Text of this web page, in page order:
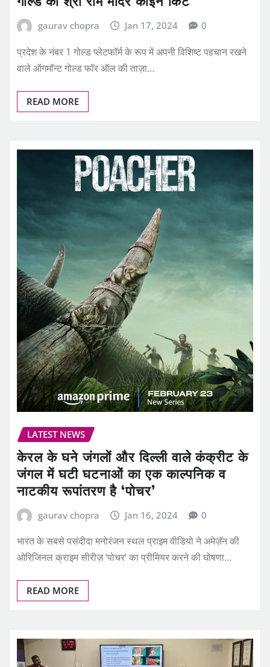
gaurav chopra Jan 17, 2024 0
प्रदेश के नंबर 1 गोल्ड प्‍लेटफॉर्म के रूप में अपनी विशिष्ट पहचान रखने
वाले ऑगमॉन्ट गोल्ड फॉर ऑल की ताज़ा…
READ MORE
LATEST NEWS
केरल के घने जंगलों और दिल्ली वाले कंक्रीट के
जंगल में घटी घटनाओं का एक काल्पनिक व
नाटकीय रूपांतरण है ‘पोचर’
gaurav chopra Jan 16, 2024 0
भारत के सबसे पसंदीदा मनोरंजन स्थल प्राइम वीडियो ने अमेज़ॅन की
ओरिजिनल क्राइम सीरीज़ ‘पोचर’ का प्रीमियर करने की घोषणा…
READ MORE